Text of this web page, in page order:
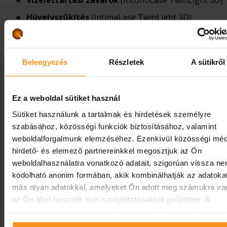
Beleegyezés Részletek A sütikről
Ez a weboldal sütiket használ
Sütiket használunk a tartalmak és hirdetések személyre
szabásához, közösségi funkciók biztosításához, valamint
weboldalforgalmunk elemzéséhez. Ezenkívül közösségi
hirdető- és elemező partnereinkkel megosztjuk az Ön
weboldalhasználatra vonatkozó adatait, szigorúan vissza
kódolható anonim formában, akik kombinálhatják az
más olyan adatokkal, amelyeket Ön adott meg számukra
az Ön által használt más szolgáltatásokból gyűjtöttek. A
használatához.
Hüvelyszűkítés(IntimaLase TwinLight 3D)
(ProlapLase
Hüvelyszárazság és regeneráció
Fotona intimlézer specialistánk ismerteti bővebben a